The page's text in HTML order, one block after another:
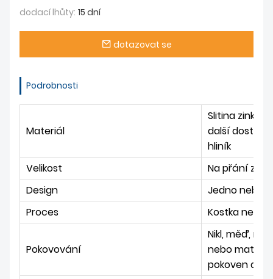
dodací lhůty: 15 dní
dotazovat se
Podrobnosti
Materiál
Slitina zinku ;
další
hliník
Velikost
Na přání
Design
Jedno nebo
Proces
Kostka nebo
Pokovování
Nikl, měď,
nebo
pokoven a